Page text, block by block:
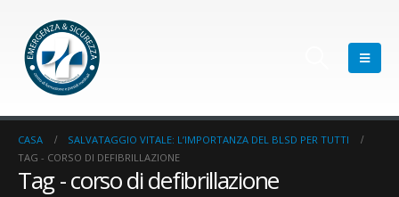
CASA
SALVATAGGIO VITALE: L’IMPORTANZA DEL BLSD PER TUTTI
TAG - CORSO DI DEFIBRILLAZIONE
Tag - corso di defibrillazione